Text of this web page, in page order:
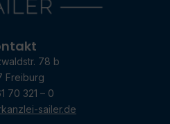
78 b
Freiburg
70 321 – 0
sailer.de